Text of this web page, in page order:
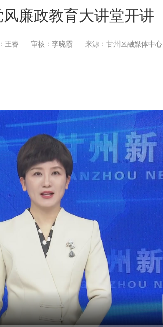
廉政教育大讲堂开讲
王睿 审核：李晓霞 来源：甘州区融媒体中心